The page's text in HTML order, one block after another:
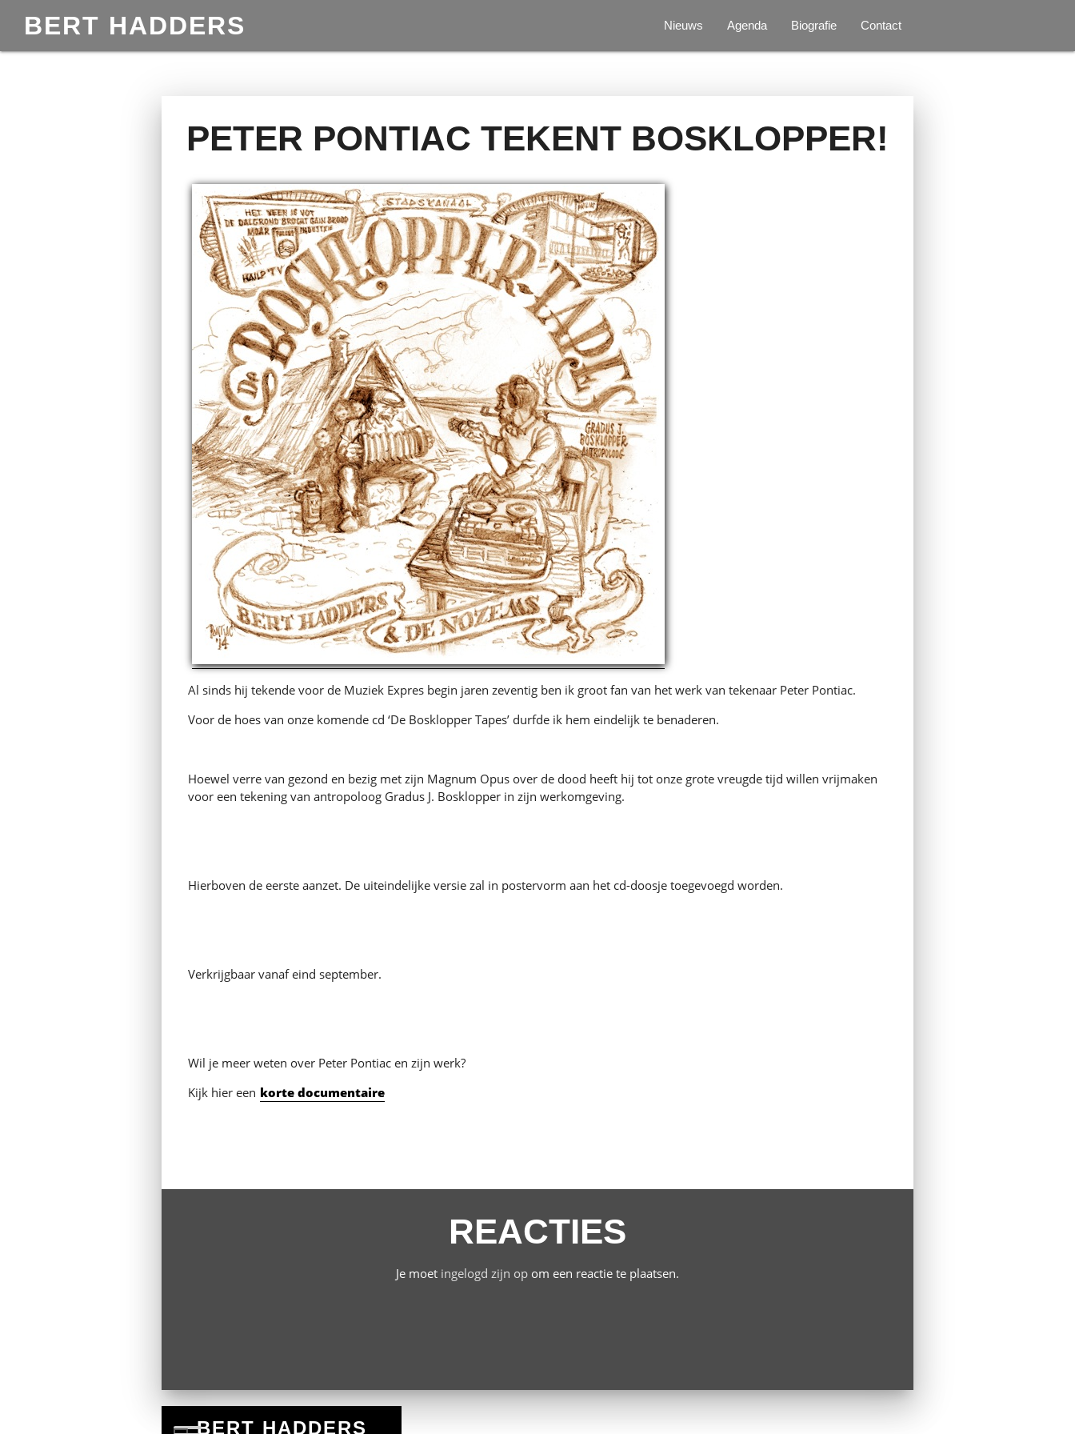
BERT HADDERS Nieuws Agenda Biografie Contact
PETER PONTIAC TEKENT BOSKLOPPER!
Al sinds hij tekende voor de Muziek Expres begin jaren zeventig ben ik groot fan van het werk van tekenaar Peter Pontiac.
Voor de hoes van onze komende cd ‘De Bosklopper Tapes’ durfde ik hem eindelijk te benaderen.
Hoewel verre van gezond en bezig met zijn Magnum Opus over de dood heeft hij tot onze grote vreugde tijd willen vrijmaken
voor een tekening van antropoloog Gradus J. Bosklopper in zijn werkomgeving.
Hierboven de eerste aanzet. De uiteindelijke versie zal in postervorm aan het cd-doosje toegevoegd worden.
Verkrijgbaar vanaf eind september.
Wil je meer weten over Peter Pontiac en zijn werk?
Kijk hier een korte documentaire
REACTIES
Je moet ingelogd zijn opom een reactie te plaatsen.